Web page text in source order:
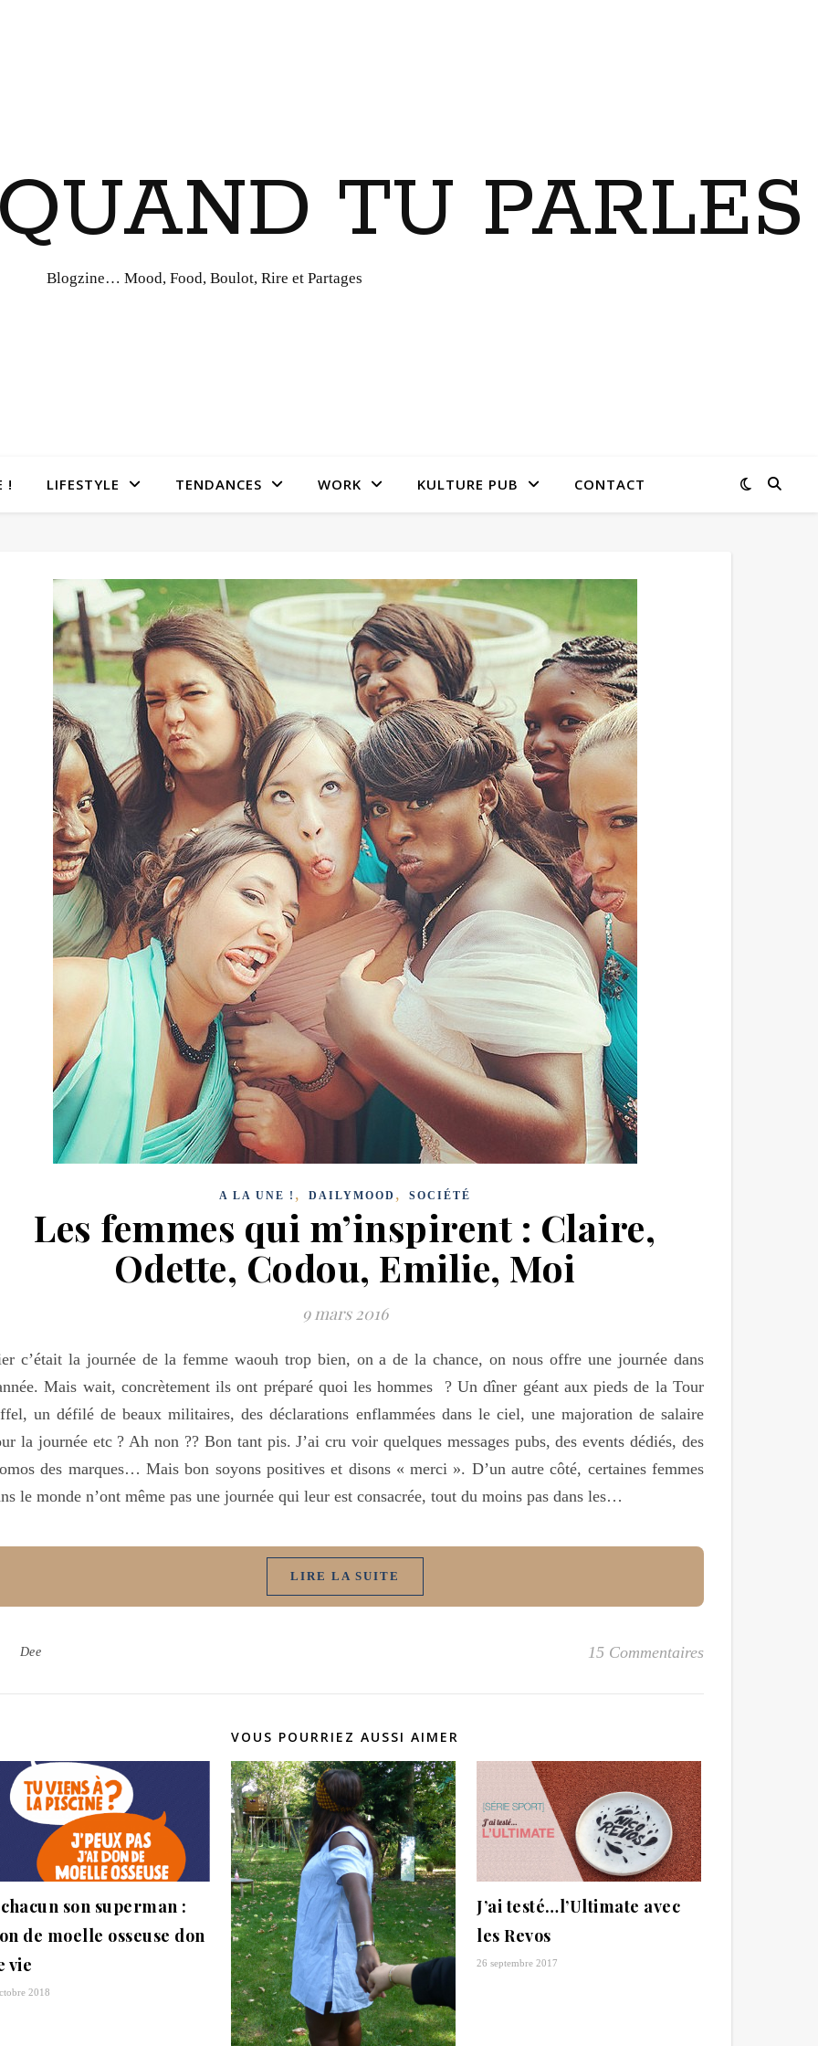
TU PARLES
Blogzine… Mood, Food, Boulot, Rire et Partages
! LIFESTYLE TENDANCES WORK KULTURE PUB CONTACT
A LA UNE ! , DAILYMOOD , SOCIÉTÉ
Les femmes qui m’inspirent : Claire,
Odette, Codou, Emilie, Moi
9 mars 2016
c’était la journée de la femme waouh trop bien, on a de la chance, on nous offre une journée dans
Mais wait, concrètement ils ont préparé quoi les hommes ? Un dîner géant aux pieds de la Tour
un défilé de beaux militaires, des déclarations enflammées dans le ciel, une majoration de salaire
la journée etc ? Ah non ?? Bon tant pis. J’ai cru voir quelques messages pubs, des events dédiés, des
des marques… Mais bon soyons positives et disons « merci ». D’un autre côté, certaines femmes
le monde n’ont même pas une journée qui leur est consacrée, tout du moins pas dans les…
LIRE LA SUITE
Dee 15 Commentaires
VOUS POURRIEZ AUSSI AIMER
son superman :
de moelle osseuse don
vie
2018
J’ai testé…l’Ultimate avec
les Revos
26 septembre 2017